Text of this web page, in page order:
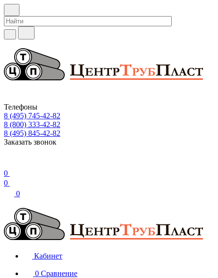
Телефоны
8 (495) 745-42-82
8 (800) 333-42-82
8 (495) 845-42-82
Заказать звонок
0
0
0
Кабинет
0 Сравнение